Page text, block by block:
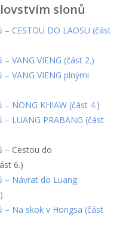
slonů
CESTOU DO LAOSU (část
VANG VIENG (část 2.)
VANG VIENG plnými
NONG KHIAW (část 4.)
LUANG PRABANG (část
– Cestou do
6.)
– Návrat do Luang
– Na skok v Hongsa (část